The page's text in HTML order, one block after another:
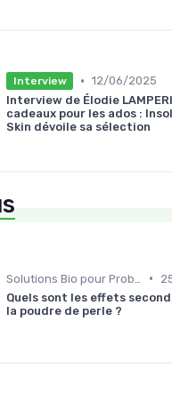
Interview • 12/06/2025
Interview de Élodie
cadeaux pour les ados :
Skin dévoile sa sélection
•
Quels sont les effets
la poudre de perle ?